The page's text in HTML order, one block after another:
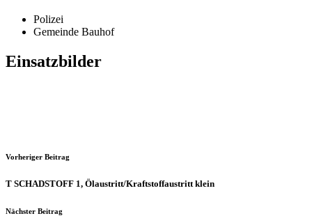
Polizei
Gemeinde Bauhof
Einsatzbilder
Vorheriger Beitrag
T SCHADSTOFF 1, Ölaustritt/​Kraftstoffaustritt klein
Nächster Beitrag